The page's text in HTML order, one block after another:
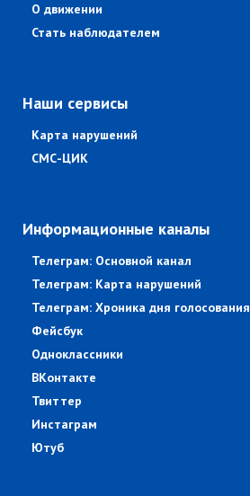
О движении
Стать наблюдателем
Наши сервисы
Карта нарушений
СМС-ЦИК
Информационные каналы
Телеграм: Основной канал
Телеграм: Карта нарушений
Телеграм: Хроника дня голосования
Фейсбук
Одноклассники
ВКонтакте
Твиттер
Инстаграм
Ютуб